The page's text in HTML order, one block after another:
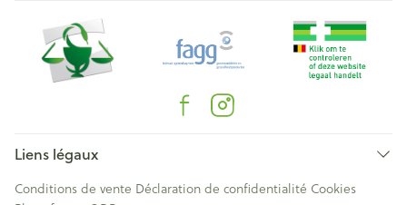
Liens légaux
Conditions de vente Déclaration de confidentialité Cookies